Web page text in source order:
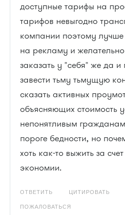
доступные тарифы на
тарифов невыгодно
компании поэтому лучше
на рекламу и
заказать у "себя" же да
завести тьму тьмущую
сказать активных
объясняющих стоимость
непонятливым
пороге бедности, но
хоть как-то выжить за
экономии.
ОТВЕТИТЬ ЦИТИРОВАТЬ
ПОЖАЛОВАТЬСЯ